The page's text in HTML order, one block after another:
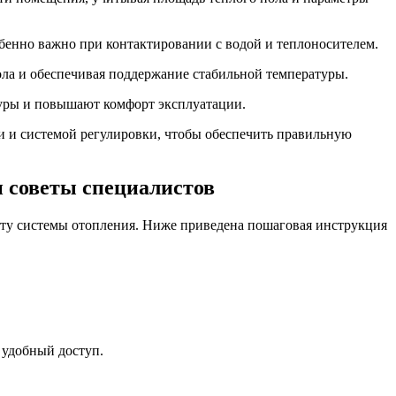
важно при контактировании с водой и теплоносителем.
и обеспечивая поддержание стабильной температуры.
и повышают комфорт эксплуатации.
системой регулировки, чтобы обеспечить правильную
специалистов
системы отопления. Ниже приведена пошаговая инструкция
доступ.